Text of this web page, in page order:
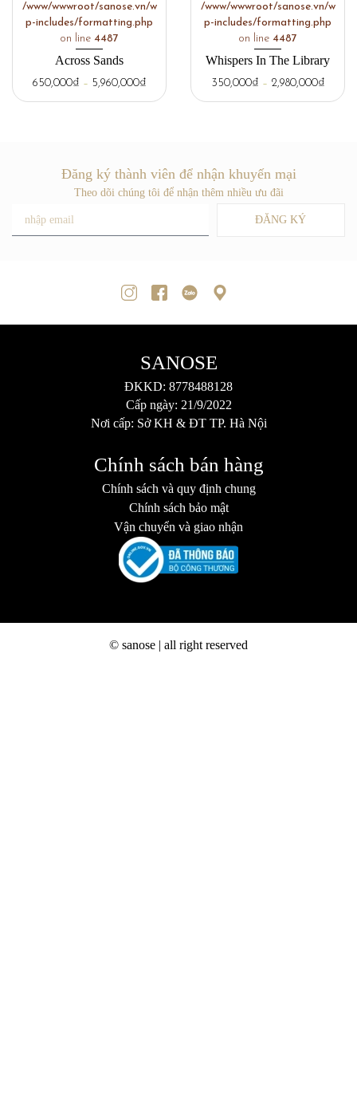
/www/wwwroot/sanose.vn/w
p-includes/formatting.php
on line 4487
Across Sands
650,000₫ – 5,960,000₫
/www/wwwroot/sanose.vn/w
p-includes/formatting.php
on line 4487
Whispers In The Library
350,000₫ – 2,980,000₫
Đăng ký thành viên để nhận khuyến mại
Theo dõi chúng tôi để nhận thêm nhiều ưu đãi
ĐĂNG KÝ
SANOSE
ĐKKD: 8778488128
Cấp ngày: 21/9/2022
Nơi cấp: Sở KH & ĐT TP. Hà Nội
Chính sách bán hàng
Chính sách và quy định chung
Chính sách bảo mật
Vận chuyển và giao nhận
© sanose | all right reserved